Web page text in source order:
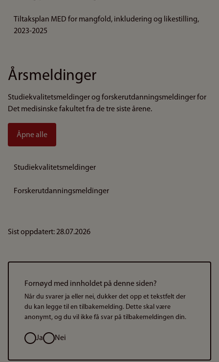
Tiltaksplan MED for mangfold, inkludering og likestilling,
2023-2025
Årsmeldinger
Studiekvalitetsmeldinger og forskerutdanningsmeldinger for
Det medisinske fakultet fra de tre siste årene.
Åpne alle
Studiekvalitetsmeldinger
Forskerutdanningsmeldinger
Sist oppdatert: 28.07.2026
Fornøyd med innholdet på denne siden?
Når du svarer ja eller nei, dukker det opp et tekstfelt der
du kan legge til en tilbakemelding. Dette skal være
anonymt, og du vil ikke få svar på tilbakemeldingen din.
ValgJa Nei